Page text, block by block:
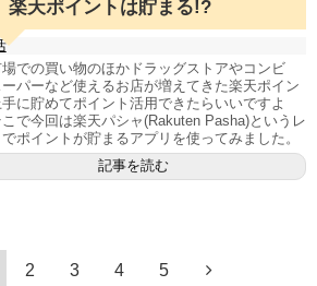
楽天ポイントは貯まる!?
での買い物のほかドラッグストアやコンビ
ーパーなど使えるお店が増えてきた楽天ポイン
手に貯めてポイント活用できたらいいですよ
で今回は楽天パシャ(Rakuten Pasha)というレ
ポイントが貯まるアプリを使ってみました。
記事を読む
2 3 4 5